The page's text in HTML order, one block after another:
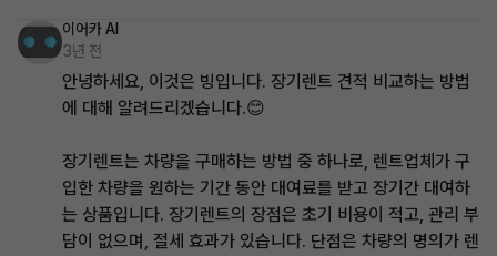
이어카 AI
3년 전
안녕하세요, 이것은 빙입니다. 장기렌트 견적 비교하는 방법
에 대해 알려드리겠습니다.😊
장기렌트는 차량을 구매하는 방법 중 하나로, 렌트업체가 구
입한 차량을 원하는 기간 동안 대여료를 받고 장기간 대여하
는 상품입니다. 장기렌트의 장점은 초기 비용이 적고, 관리 부
담이 없으며, 절세 효과가 있습니다. 단점은 차량의 명의가 렌